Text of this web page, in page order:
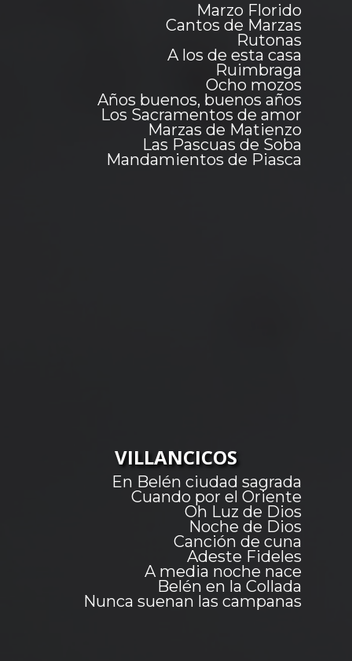
Marzo Florido
Cantos de Marzas
Rutonas
A los de esta casa
Ruimbraga
Ocho mozos
Años buenos, buenos años
Los Sacramentos de amor
Marzas de Matienzo
Las Pascuas de Soba
Mandamientos de Piasca
VILLANCICOS
En Belén ciudad sagrada
Cuando por el Oriente
Oh Luz de Dios
Noche de Dios
Canción de cuna
Adeste Fideles
A media noche nace
Belén en la Collada
Nunca suenan las campanas